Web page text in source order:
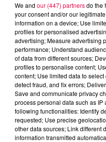
Flash infos
Crédit :Flash infos
We and our (447) partnersdo the
your consent and/or our
information on a device; Use
profiles for personalised
advertising; Measure advertising
performance; Understand
of data from different sources;
profiles to personalise content;
content; Use limited data to
detect fraud, and fix errors;
Save and communicate privacy
process personal data such as
following functionalities: Identify
requested; Use precise
other data sources; Link different
information transmitted